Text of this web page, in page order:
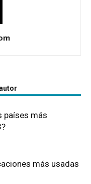
países más
más usadas